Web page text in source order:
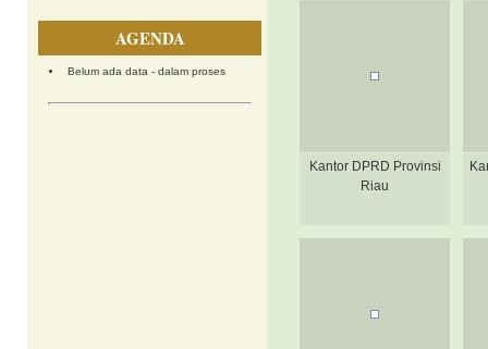
AGENDA
Belum ada data - dalam proses
Kantor DPRD Provinsi
Riau